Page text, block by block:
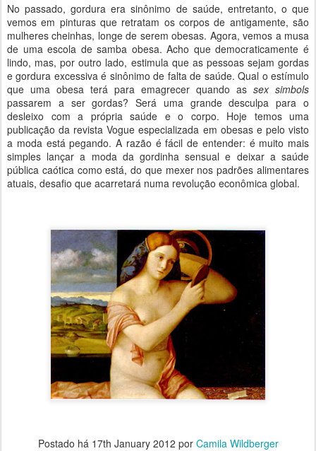
No passado, gordura era sinônimo de saúde, entretanto, o que
vemos em pinturas que retratam os corpos de antigamente, são
mulheres cheinhas, longe de serem obesas. Agora, vemos a musa
de uma escola de samba obesa. Acho que democraticamente é
lindo, mas, por outro lado, estimula que as pessoas sejam gordas
e gordura excessiva é sinônimo de falta de saúde. Qual o estímulo
que uma obesa terá para emagrecer quando as sex simbols
passarem a ser gordas? Será uma grande desculpa para o
desleixo com a própria saúde e o corpo. Hoje temos uma
publicação da revista Vogue especializada em obesas e pelo visto
a moda está pegando. A razão é fácil de entender: é muito mais
simples lançar a moda da gordinha sensual e deixar a saúde
pública caótica como está, do que mexer nos padrões alimentares
atuais, desafio que acarretará numa revolução econômica global.
Postado há 17th January 2012 por Camila Wildberger